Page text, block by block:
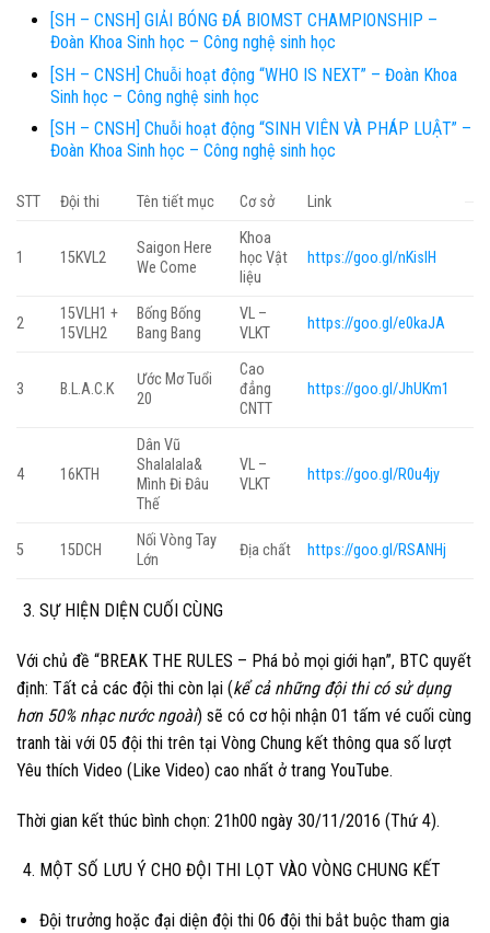
[SH – CNSH] GIẢI BÓNG ĐÁ BIOMST CHAMPIONSHIP –
Đoàn Khoa Sinh học – Công nghệ sinh học
[SH – CNSH] Chuỗi hoạt động “WHO IS NEXT” – Đoàn Khoa
Sinh học – Công nghệ sinh học
[SH – CNSH] Chuỗi hoạt động “SINH VIÊN VÀ PHÁP LUẬT” –
Đoàn Khoa Sinh học – Công nghệ sinh học
STT Đội thi Tên tiết mục Cơ sở Link
1 15KVL2
Saigon Here
We Come
Khoa
học Vật
liệu
https://goo.gl/nKislH
2
15VLH1 +
15VLH2
Bống Bống
Bang Bang
VL –
VLKT
https://goo.gl/e0kaJA
3 B.L.A.C.K
Ước Mơ Tuổi
20
Cao
đẳng
CNTT
https://goo.gl/JhUKm1
4 16KTH
Dân Vũ
Shalalala&
Mình Đi Đâu
Thế
VL –
VLKT
https://goo.gl/R0u4jy
5 15DCH
Nối Vòng Tay
Lớn
Địa chất https://goo.gl/RSANHj
SỰ HIỆN DIỆN CUỐI CÙNG
Với chủ đề “BREAK THE RULES – Phá bỏ mọi giới hạn”, BTC quyết
định: Tất cả các đội thi còn lại (kể cả những đội thi có sử dụng
hơn 50% nhạc nước ngoài) sẽ có cơ hội nhận 01 tấm vé cuối cùng
tranh tài với 05 đội thi trên tại Vòng Chung kết thông qua số lượt
Yêu thích Video (Like Video) cao nhất ở trang YouTube.
Thời gian kết thúc bình chọn: 21h00 ngày 30/11/2016 (Thứ 4).
MỘT SỐ LƯU Ý CHO ĐỘI THI LỌT VÀO VÒNG CHUNG KẾT
Đội trưởng hoặc đại diện đội thi 06 đội thi bắt buộc tham gia